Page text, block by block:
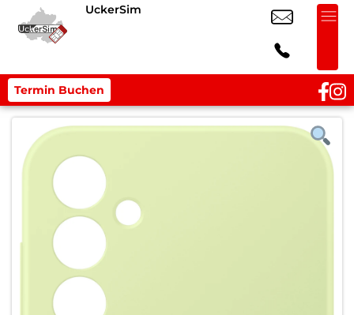
UckerSim
Termin Buchen